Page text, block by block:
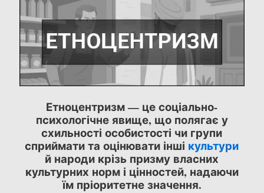
Етноцентризм — це соціально-
психологічне явище, що полягає у
схильності особистості чи групи
сприймати та оцінювати інші культури
й народи крізь призму власних
культурних норм і цінностей, надаючи
їм пріоритетне значення.